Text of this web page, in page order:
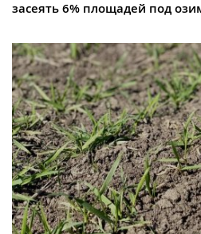
засеять 6% площадей под